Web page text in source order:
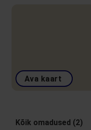
Ava kaart
Kõik omadused (2)